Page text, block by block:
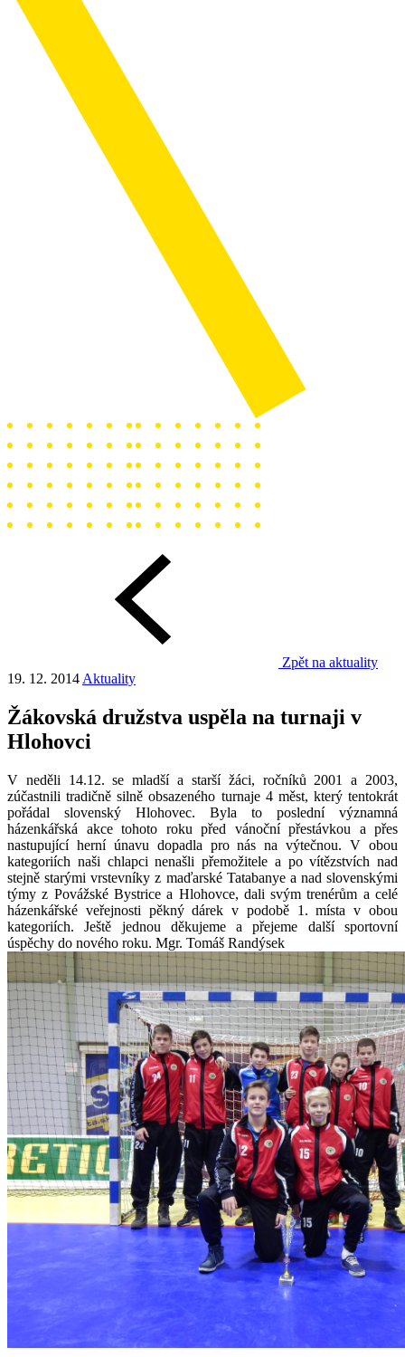
Zpět na aktuality
19. 12. 2014 Aktuality
Žákovská družstva uspěla na turnaji v
Hlohovci
V neděli 14.12. se mladší a starší žáci, ročníků 2001 a 2003,
zúčastnili tradičně silně obsazeného turnaje 4 měst, který tentokrát
pořádal slovenský Hlohovec. Byla to poslední významná
házenkářská akce tohoto roku před vánoční přestávkou a přes
nastupující herní únavu dopadla pro nás na výtečnou.V obou
kategoriích naši chlapci nenašli přemožitele a po vítězstvích nad
stejně starými vrstevníky z maďarské Tatabanye a nad slovenskými
týmy z Povážské Bystrice a Hlohovce, dali svým trenérům a celé
házenkářské veřejnosti pěkný dárek v podobě 1. místa v obou
kategoriích. Ještě jednou děkujeme a přejeme další sportovní
úspěchy do nového roku. Mgr. Tomáš Randýsek